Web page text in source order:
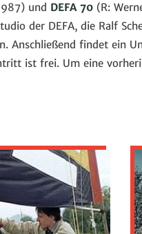
und DEFA 70 (R:
der DEFA, die Ralf
Anschließend findet ein
ist frei. Um eine